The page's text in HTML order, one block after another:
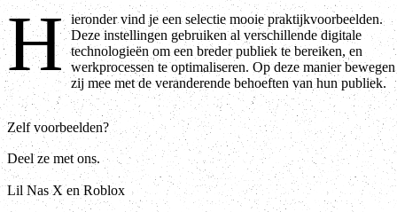
H ieronder vind je een selectie mooie praktijkvoorbeelden.
Deze instellingen gebruiken al verschillende digitale
technologieën om een breder publiek te bereiken, en
werkprocessen te optimaliseren. Op deze manier bewegen
zij mee met de veranderende behoeften van hun publiek.
Zelf voorbeelden?
Deel ze met ons.
Lil Nas X en Roblox